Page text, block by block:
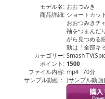
モデル名: おおつみき
商品詳細: ショートカッ
おおつみきチ
袖をつまんだ
がら見つめる
動は「全部キ
カテゴリー: Smash
ポイント: 1500
ファイル内容: mp4 70分
サンプル動画： [サンプル動画